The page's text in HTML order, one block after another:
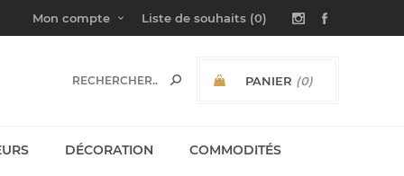
Mon compte Liste de souhaits (0)
PANIER (0)
DÉCORATION COMMODITÉS